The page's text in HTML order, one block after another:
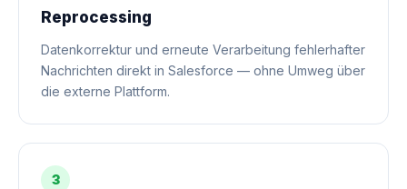
Reprocessing
Datenkorrektur und erneute Verarbeitung fehlerhafter
Nachrichten direkt in Salesforce — ohne Umweg über
die externe Plattform.
3